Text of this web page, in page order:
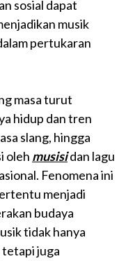
sosial dapat
musik
pertukaran
masa turut
hidup dan tren
slang, hingga
oleh musisidan lagu
Fenomena ini
menjadi
budaya
tidak hanya
tetapi juga